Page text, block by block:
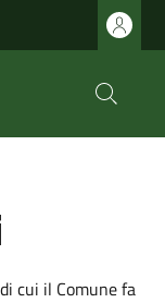
cui il Comune fa